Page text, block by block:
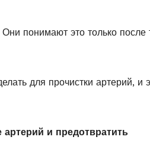
Они понимают это только после
для прочистки артерий, и
и предотвратить